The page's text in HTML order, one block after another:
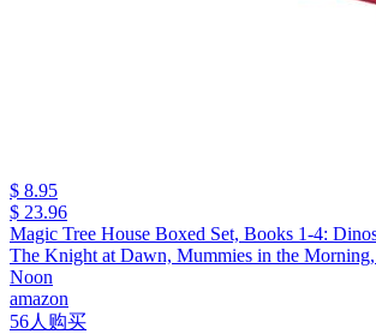
$ 8.95
$ 23.96
Magic Tree House Boxed Set, Books 1-4:
The Knight at Dawn, Mummies in the Morning,
Noon
amazon
56人购买